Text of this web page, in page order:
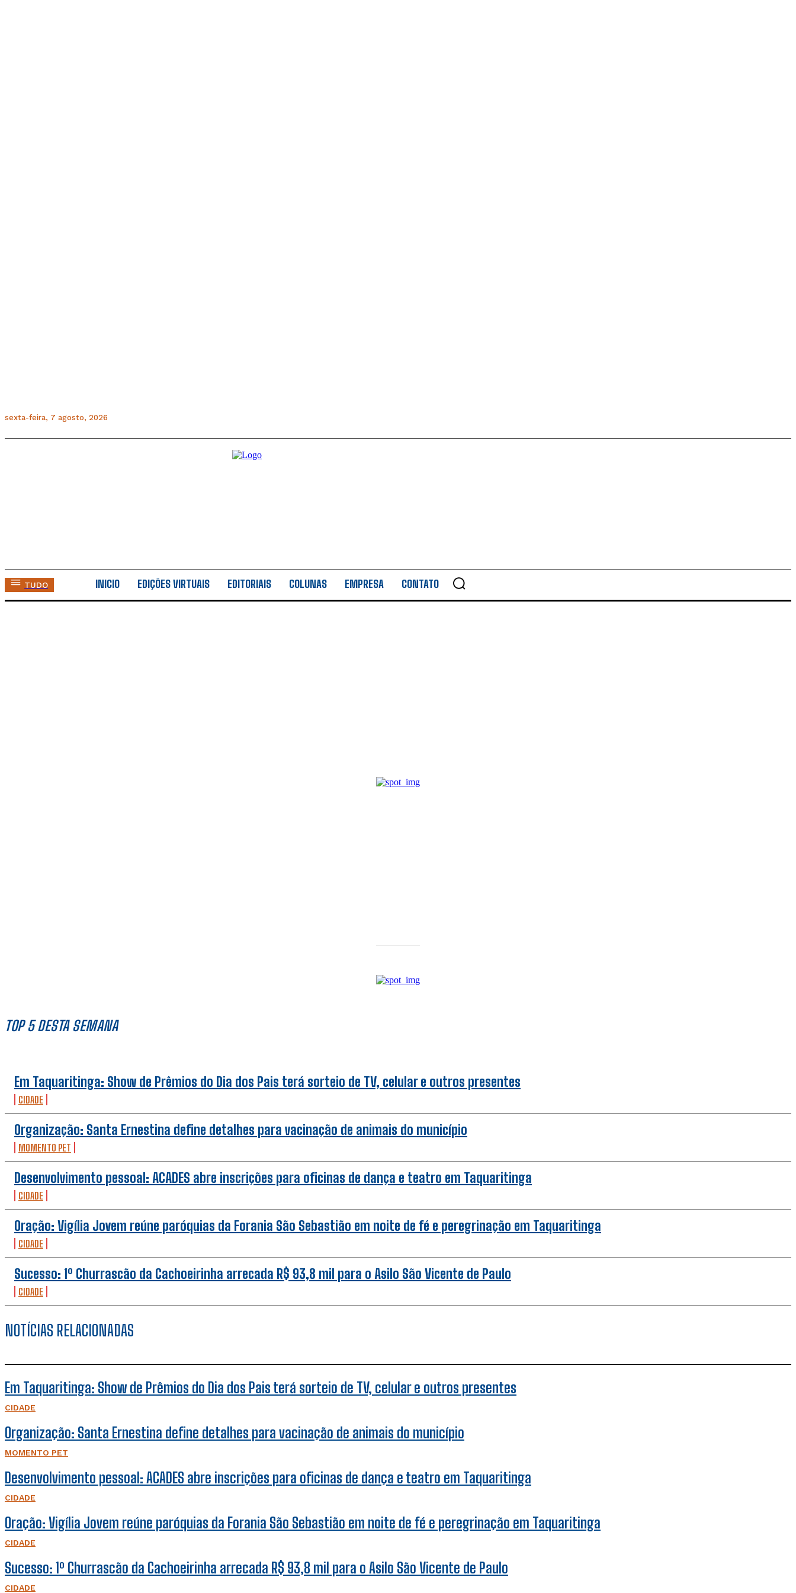
sexta-feira, 7 agosto, 2026
TUDO INICIO EDIÇÕES VIRTUAIS EDITORIAIS COLUNAS EMPRESA CONTATO
TOP 5 DESTA SEMANA
Em Taquaritinga: Show de Prêmios do Dia dos Pais terá sorteio de TV, celular e outros presentes
CIDADE
Organização: Santa Ernestina define detalhes para vacinação de animais do município
MOMENTO PET
Desenvolvimento pessoal: ACADES abre inscrições para oficinas de dança e teatro em Taquaritinga
CIDADE
Oração: Vigília Jovem reúne paróquias da Forania São Sebastião em noite de fé e peregrinação em Taquaritinga
CIDADE
Sucesso: 1º Churrascão da Cachoeirinha arrecada R$ 93,8 mil para o Asilo São Vicente de Paulo
CIDADE
NOTÍCIAS RELACIONADAS
Em Taquaritinga: Show de Prêmios do Dia dos Pais terá sorteio de TV, celular e outros presentes
CIDADE
Organização: Santa Ernestina define detalhes para vacinação de animais do município
MOMENTO PET
Desenvolvimento pessoal: ACADES abre inscrições para oficinas de dança e teatro em Taquaritinga
CIDADE
Oração: Vigília Jovem reúne paróquias da Forania São Sebastião em noite de fé e peregrinação em Taquaritinga
CIDADE
Sucesso: 1º Churrascão da Cachoeirinha arrecada R$ 93,8 mil para o Asilo São Vicente de Paulo
CIDADE